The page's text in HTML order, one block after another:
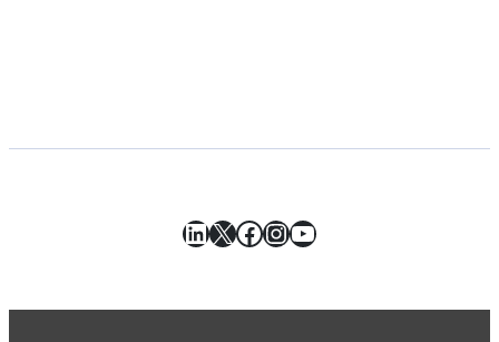
LinkedIn
X Facebook
Instagram
YouTube